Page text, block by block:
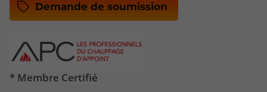
Demande de soumission
* Membre Certifié